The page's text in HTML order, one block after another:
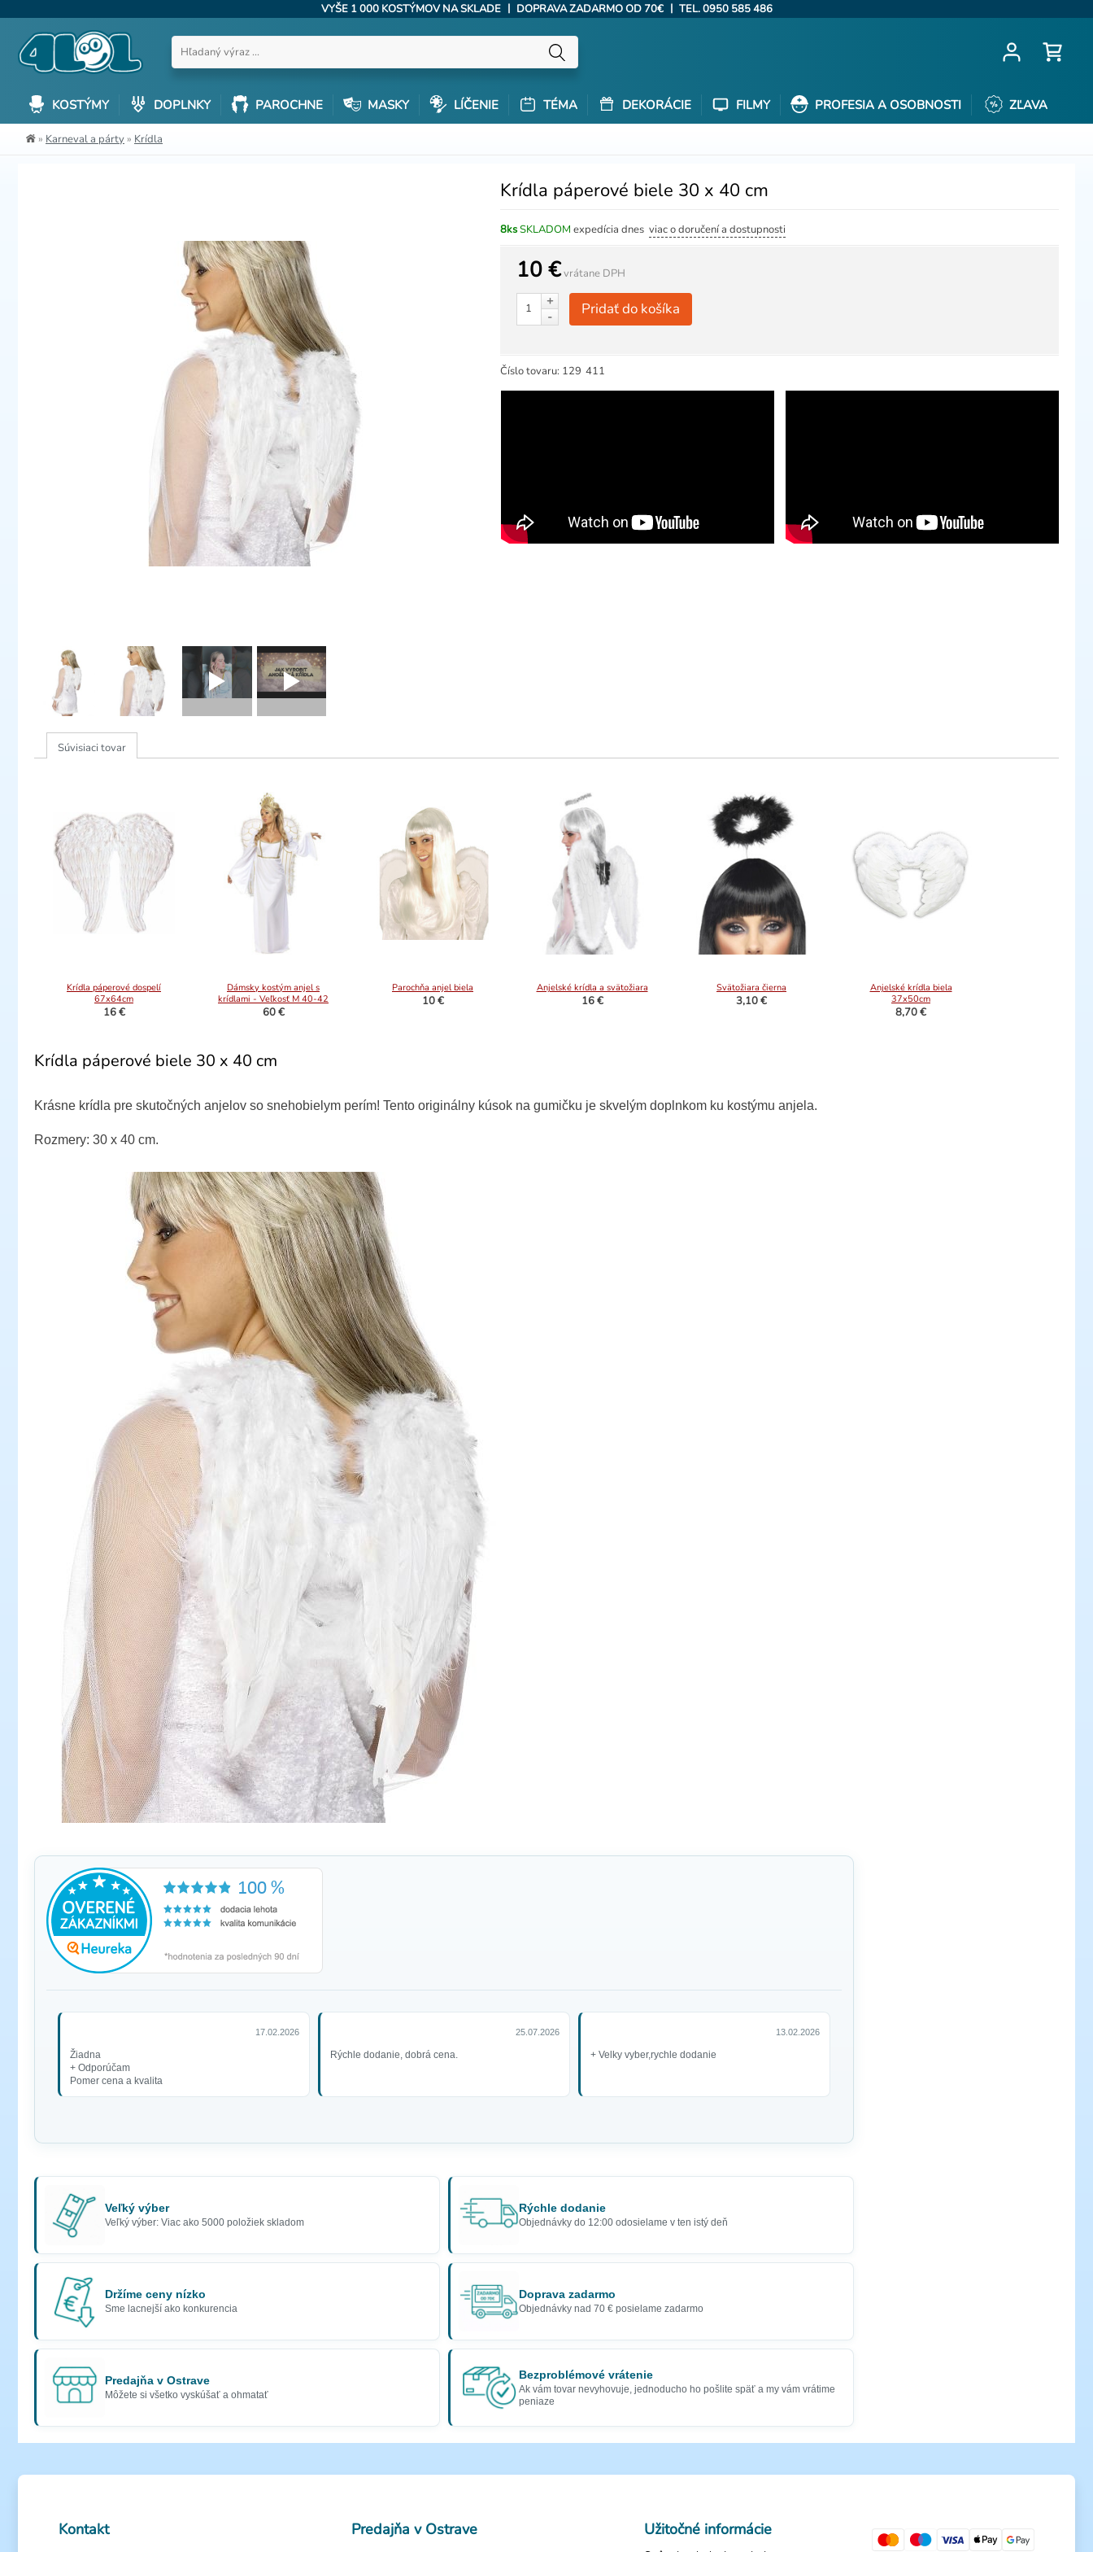
VYŠE 1 000 KOSTÝMOV NA SKLADE | DOPRAVA ZADARMO OD 70€ | TEL. 0950 585 486
KOSTÝMY DOPLNKY PAROCHNE MASKY LÍČENIE TÉMA DEKORÁCIE FILMY PROFESIA A OSOBNOSTI ZĽAVA
» Karneval a párty » Krídla
Krídla páperové biele 30 x 40 cm
8ksSKLADOM expedícia dnesviac o doručení a dostupnosti
10 €vrátane DPH
+
-
Pridať do košíka
Číslo tovaru: 129 411
Súvisiaci tovar
Krídla páperové dospelí
67x64cm
16 €
Dámsky kostým anjel s
krídlami - Veľkosť M 40-42
60 €
Parochňa anjel biela
10 €
Anjelské krídla a svätožiara
16 €
Svätožiara čierna
3,10 €
Anjelské krídla biela
37x50cm
8,70 €
Krídla páperové biele 30 x 40 cm
Krásne krídla pre skutočných anjelov so snehobielym perím! Tento originálny kúsok na gumičku je skvelým doplnkom ku kostýmu anjela.
Rozmery: 30 x 40 cm.
17.02.2026
Žiadna
+ Odporúčam
Pomer cena a kvalita
25.07.2026
Rýchle dodanie, dobrá cena.
13.02.2026
+ Velky vyber,rychle dodanie
Veľký výber
Veľký výber: Viac ako 5000 položiek skladom
Rýchle dodanie
Objednávky do 12:00 odosielame v ten istý deň
Držíme ceny nízko
Sme lacnejší ako konkurencia
Doprava zadarmo
Objednávky nad 70 € posielame zadarmo
Predajňa v Ostrave
Môžete si všetko vyskúšať a ohmatať
Bezproblémové vrátenie
Ak vám tovar nevyhovuje, jednoducho ho pošlite späť a my vám vrátime
peniaze
Kontakt Predajňa v Ostrave Užitočné informácie